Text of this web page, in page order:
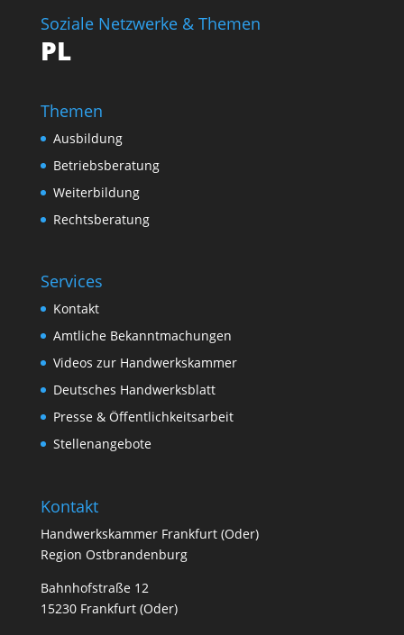
Soziale Netzwerke & Themen
PL
Themen
Ausbildung
Betriebsberatung
Weiterbildung
Rechtsberatung
Services
Kontakt
Amtliche Bekanntmachungen
Videos zur Handwerkskammer
Deutsches Handwerksblatt
Presse & Öffentlichkeitsarbeit
Stellenangebote
Kontakt
Handwerkskammer Frankfurt (Oder)
Region Ostbrandenburg
Bahnhofstraße 12
15230 Frankfurt (Oder)